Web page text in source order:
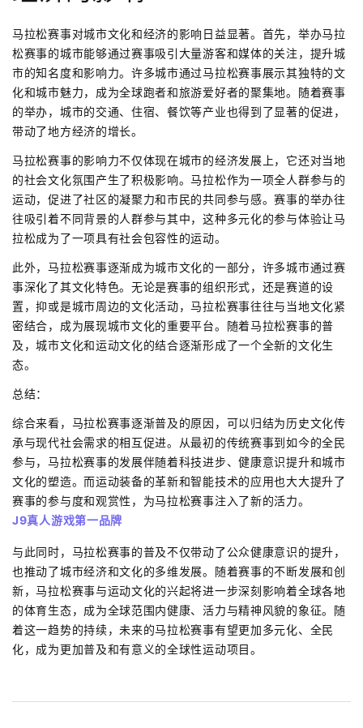
马拉松赛事对城市文化和经济的影响日益显著。首先，举办马拉
松赛事的城市能够通过赛事吸引大量游客和媒体的关注，提升城
市的知名度和影响力。许多城市通过马拉松赛事展示其独特的文
化和城市魅力，成为全球跑者和旅游爱好者的聚集地。随着赛事
的举办，城市的交通、住宿、餐饮等产业也得到了显著的促进，
带动了地方经济的增长。
马拉松赛事的影响力不仅体现在城市的经济发展上，它还对当地
的社会文化氛围产生了积极影响。马拉松作为一项全人群参与的
运动，促进了社区的凝聚力和市民的共同参与感。赛事的举办往
往吸引着不同背景的人群参与其中，这种多元化的参与体验让马
拉松成为了一项具有社会包容性的运动。
此外，马拉松赛事逐渐成为城市文化的一部分，许多城市通过赛
事深化了其文化特色。无论是赛事的组织形式，还是赛道的设
置，抑或是城市周边的文化活动，马拉松赛事往往与当地文化紧
密结合，成为展现城市文化的重要平台。随着马拉松赛事的普
及，城市文化和运动文化的结合逐渐形成了一个全新的文化生
态。
总结：
综合来看，马拉松赛事逐渐普及的原因，可以归结为历史文化传
承与现代社会需求的相互促进。从最初的传统赛事到如今的全民
参与，马拉松赛事的发展伴随着科技进步、健康意识提升和城市
文化的塑造。而运动装备的革新和智能技术的应用也大大提升了
赛事的参与度和观赏性，为马拉松赛事注入了新的活力。
J9真人游戏第一品牌
与此同时，马拉松赛事的普及不仅带动了公众健康意识的提升，
也推动了城市经济和文化的多维发展。随着赛事的不断发展和创
新，马拉松赛事与运动文化的兴起将进一步深刻影响着全球各地
的体育生态，成为全球范围内健康、活力与精神风貌的象征。随
着这一趋势的持续，未来的马拉松赛事有望更加多元化、全民
化，成为更加普及和有意义的全球性运动项目。